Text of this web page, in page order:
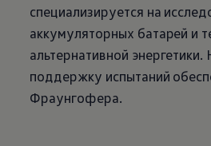
специализируется на
аккумуляторных батарей и
альтернативной
поддержку испытаний
Фраунгофера.